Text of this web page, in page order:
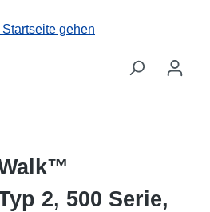
2, 500 Serie,